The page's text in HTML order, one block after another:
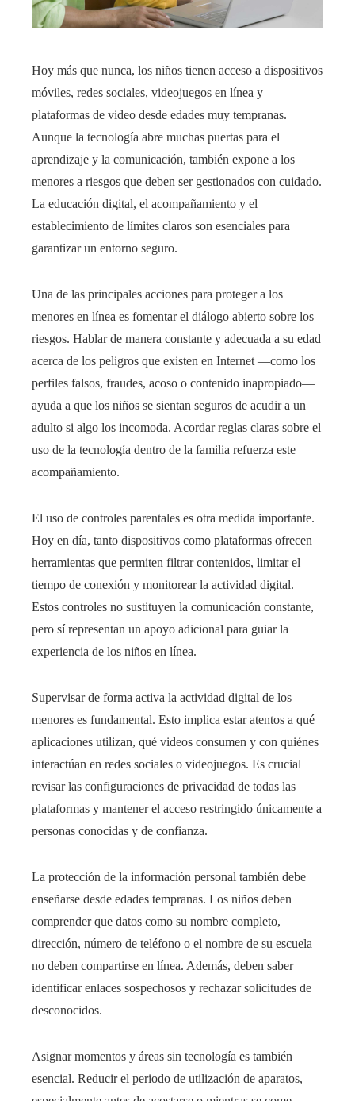
Hoy más que nunca, los niños tienen acceso a dispositivos
móviles, redes sociales, videojuegos en línea y
plataformas de video desde edades muy tempranas.
Aunque la tecnología abre muchas puertas para el
aprendizaje y la comunicación, también expone a los
menores a riesgos que deben ser gestionados con cuidado.
La educación digital, el acompañamiento y el
establecimiento de límites claros son esenciales para
garantizar un entorno seguro.
Una de las principales acciones para proteger a los
menores en línea es fomentar el diálogo abierto sobre los
riesgos. Hablar de manera constante y adecuada a su edad
acerca de los peligros que existen en Internet —como los
perfiles falsos, fraudes, acoso o contenido inapropiado—
ayuda a que los niños se sientan seguros de acudir a un
adulto si algo los incomoda. Acordar reglas claras sobre el
uso de la tecnología dentro de la familia refuerza este
acompañamiento.
El uso de controles parentales es otra medida importante.
Hoy en día, tanto dispositivos como plataformas ofrecen
herramientas que permiten filtrar contenidos, limitar el
tiempo de conexión y monitorear la actividad digital.
Estos controles no sustituyen la comunicación constante,
pero sí representan un apoyo adicional para guiar la
experiencia de los niños en línea.
Supervisar de forma activa la actividad digital de los
menores es fundamental. Esto implica estar atentos a qué
aplicaciones utilizan, qué videos consumen y con quiénes
interactúan en redes sociales o videojuegos. Es crucial
revisar las configuraciones de privacidad de todas las
plataformas y mantener el acceso restringido únicamente a
personas conocidas y de confianza.
La protección de la información personal también debe
enseñarse desde edades tempranas. Los niños deben
comprender que datos como su nombre completo,
dirección, número de teléfono o el nombre de su escuela
no deben compartirse en línea. Además, deben saber
identificar enlaces sospechosos y rechazar solicitudes de
desconocidos.
Asignar momentos y áreas sin tecnología es también
esencial. Reducir el periodo de utilización de aparatos,